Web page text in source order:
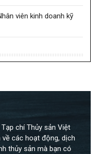
viên kinh doanh kỹ
chí Thủy sản Việt
các hoạt động, dịch
thủy sản mà bạn có